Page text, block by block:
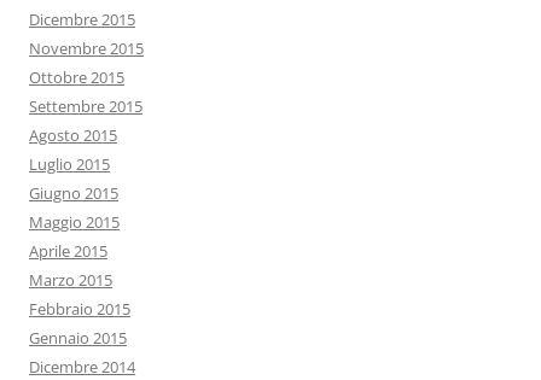
Dicembre 2015
Novembre 2015
Ottobre 2015
Settembre 2015
Agosto 2015
Luglio 2015
Giugno 2015
Maggio 2015
Aprile 2015
Marzo 2015
Febbraio 2015
Gennaio 2015
Dicembre 2014